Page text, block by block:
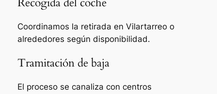
Coordinamos la retirada en Vilartarreo o
alrededores según disponibilidad.
Tramitación de baja
El proceso se canaliza con centros